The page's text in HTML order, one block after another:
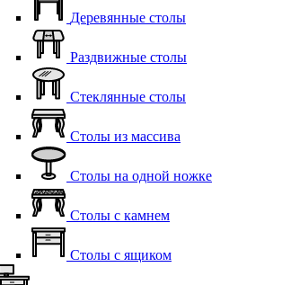
Деревянные столы
Раздвижные столы
Стеклянные столы
Столы из массива
Столы на одной ножке
Столы с камнем
Столы с ящиком